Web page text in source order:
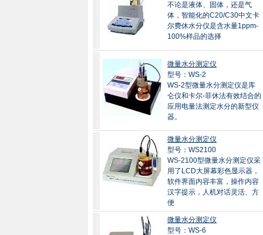
不论是液体、固体，还是气
体，智能化的C20/C30中文卡
尔费休水分仪是含水量1ppm-
100%样品的选择
微量水分测定仪
型号：WS-2
WS-2型微量水分测定仪是库
仑仪和卡尔-菲休法有效结合的
应用电量法测定水分的新型仪
器。
微量水分测定仪
型号：WS2100
WS-2100型微量水分测定仪采
用了LCD大屏幕彩色显示器，
软件界面内容丰富，操作内容
汉字提示，人机对话灵活、方
便
微量水分测定仪
型号：WS-6